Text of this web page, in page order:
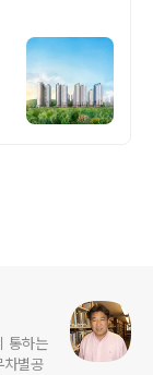
통하는
차별공